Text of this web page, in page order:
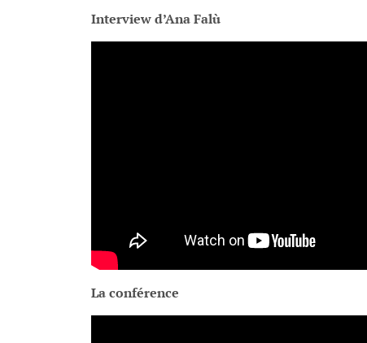
Interview d’Ana Falù
La conférence